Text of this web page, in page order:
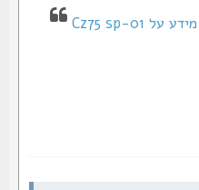
Re: דיון לאיסוף מידע על Cz75 sp-01